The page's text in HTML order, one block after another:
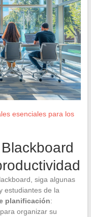
esenciales para los
siga algunas
estudiantes de la
planificación:
organizar su